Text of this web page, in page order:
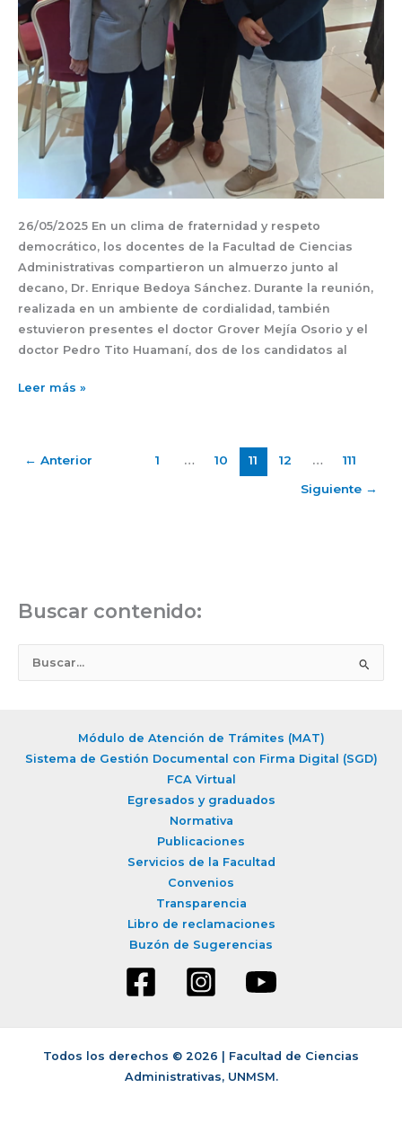
26/05/2025 En un clima de fraternidad y respeto
democrático, los docentes de la Facultad de Ciencias
Administrativas compartieron un almuerzo junto al
decano, Dr. Enrique Bedoya Sánchez. Durante la reunión,
realizada en un ambiente de cordialidad, también
estuvieron presentes el doctor Grover Mejía Osorio y el
doctor Pedro Tito Huamaní, dos de los candidatos al
Leer más »
← Anterior 1 … 10 11 12 …
111
Siguiente →
Buscar contenido:
Módulo de Atención de Trámites (MAT)
Sistema de Gestión Documental con Firma Digital (SGD)
FCA Virtual
Egresados y graduados
Normativa
Publicaciones
Servicios de la Facultad
Convenios
Transparencia
Libro de reclamaciones
Buzón de Sugerencias
Todos los derechos © 2026 | Facultad de Ciencias
Administrativas, UNMSM.